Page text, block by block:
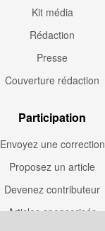
Kit média
Rédaction
Presse
Couverture rédaction
Participation
Envoyez une correction
Proposez un article
Devenez contributeur
Articles sponsorisés